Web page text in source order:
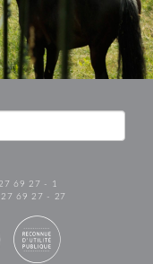
69 27 - 1
27 69 27 - 27